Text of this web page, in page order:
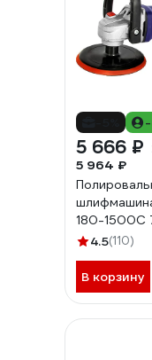
5 666 ₽
5 964 ₽
180-1500С
4.5(110)
В корзину